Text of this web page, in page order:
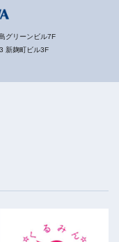
グリーンビル7F
新麹町ビル3F